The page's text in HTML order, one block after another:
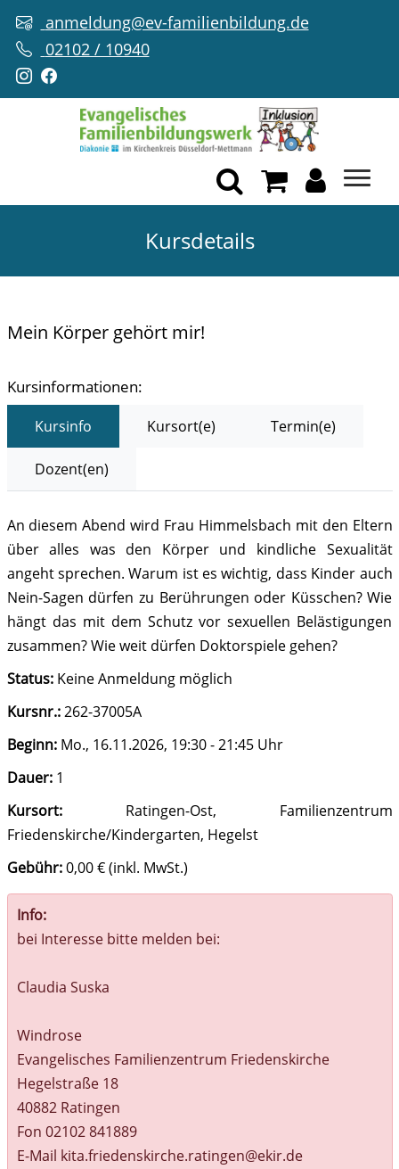
anmeldung@ev-familienbildung.de
02102 / 10940
Kursdetails
Mein Körper gehört mir!
Kursinformationen:
Kursinfo Kursort(e) Termin(e)
Dozent(en)
An diesem Abend wird Frau Himmelsbach mit den Eltern
über alles was den Körper und kindliche Sexualität
angeht sprechen. Warum ist es wichtig, dass Kinder auch
Nein-Sagen dürfen zu Berührungen oder Küsschen? Wie
hängt das mit dem Schutz vor sexuellen Belästigungen
zusammen? Wie weit dürfen Doktorspiele gehen?
Status: Keine Anmeldung möglich
Kursnr.:262-37005A
Beginn: Mo., 16.11.2026, 19:30 - 21:45 Uhr
Dauer:1
Kursort:Ratingen-Ost, Familienzentrum
Friedenskirche/Kindergarten, Hegelst
Gebühr:0,00 € (inkl. MwSt.)
Info:
bei Interesse bitte melden bei:
Claudia Suska
Windrose
Evangelisches Familienzentrum Friedenskirche
Hegelstraße 18
40882 Ratingen
Fon 02102 841889
E-Mail kita.friedenskirche.ratingen@ekir.de